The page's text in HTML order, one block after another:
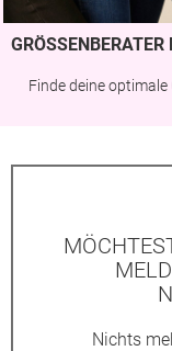
GRÖSSENBERATER
Finde deine optimale
Nichts